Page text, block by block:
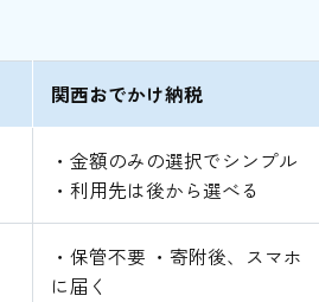
関西おでかけ納税
・金額のみの選択でシンプル
・利用先は後から選べる
・保管不要 ・寄附後、スマホ
に届く